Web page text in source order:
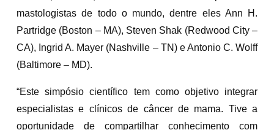
mastologistas de todo o mundo, dentre eles Ann H.
Partridge (Boston – MA), Steven Shak (Redwood City –
CA), Ingrid A. Mayer (Nashville – TN) e Antonio C. Wolff
(Baltimore – MD).
“Este simpósio científico tem como objetivo integrar
especialistas e clínicos de câncer de mama. Tive a
oportunidade de compartilhar conhecimento com